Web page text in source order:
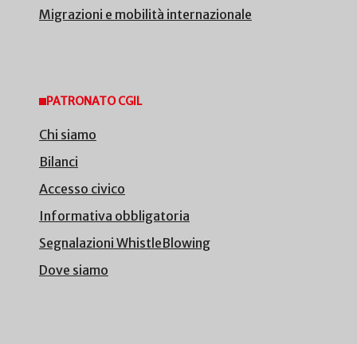
Migrazioni e mobilità internazionale
PATRONATO CGIL
Chi siamo
Bilanci
Accesso civico
Informativa obbligatoria
Segnalazioni WhistleBlowing
Dove siamo